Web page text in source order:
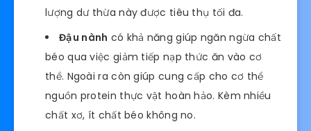
lượng dư thừa này được tiêu thụ tối đa.
Đậu nành có khả năng giúp ngăn ngừa chất
béo qua việc giảm tiếp nạp thức ăn vào cơ
thể. Ngoài ra còn giúp cung cấp cho cơ thể
nguồn protein thực vật hoàn hảo. Kèm nhiều
chất xơ, ít chất béo không no.